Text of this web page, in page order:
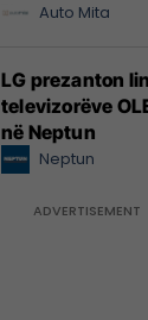
Auto Mita
LG prezanton
televizorëve
në Neptun
Neptun